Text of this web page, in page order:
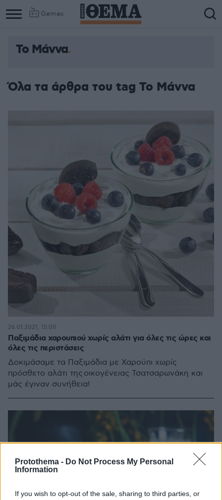
Protothema - Do Not Process My Personal
Information
If you wish to opt-out of the sale, sharing to third parties, or
Games
Το Μάννα
Όλα τα άρθρα του tag Το Μάννα
Παξιμάδια χαρουπιού χωρίς αλάτι για όλες τις ώρες και
όλες τις περιστάσεις
Δοκιμάσαμε τα Παξιμάδια με Χαρούπι χωρίς
πρόσθετο αλάτι της οικογένειας Τσατσαρωνάκη και
μάς έγιναν συνήθεια!
26.01.2021, 15:00